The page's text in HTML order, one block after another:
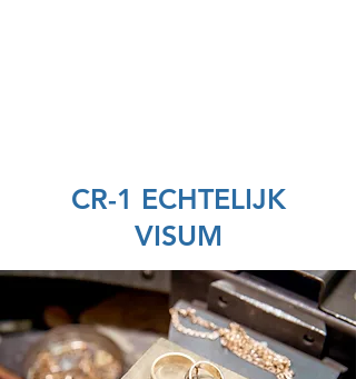
CR-1 ECHTELIJK
VISUM